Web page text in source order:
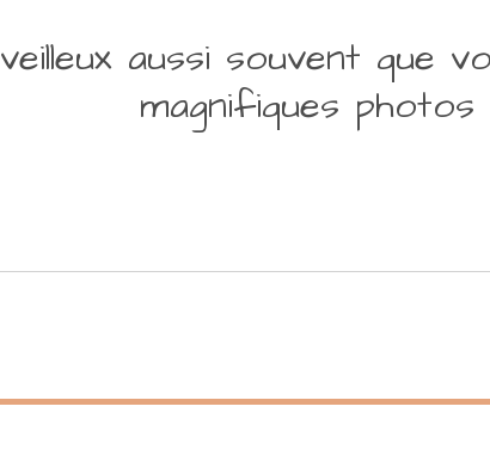
aussi souvent que
magnifiques photos